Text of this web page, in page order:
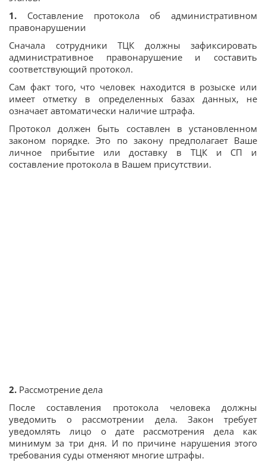
1. Составление протокола об административном
правонарушении
Сначала сотрудники ТЦК должны зафиксировать
административное правонарушение и составить
соответствующий протокол.
Сам факт того, что человек находится в розыске или
имеет отметку в определенных базах данных, не
означает автоматически наличие штрафа.
Протокол должен быть составлен в установленном
законом порядке. Это по закону предполагает Ваше
личное прибытие или доставку в ТЦК и СП и
составление протокола в Вашем присутствии.
2. Рассмотрение дела
После составления протокола человека должны
уведомить о рассмотрении дела. Закон требует
уведомлять лицо о дате рассмотрения дела как
минимум за три дня. И по причине нарушения этого
требования суды отменяют многие штрафы.